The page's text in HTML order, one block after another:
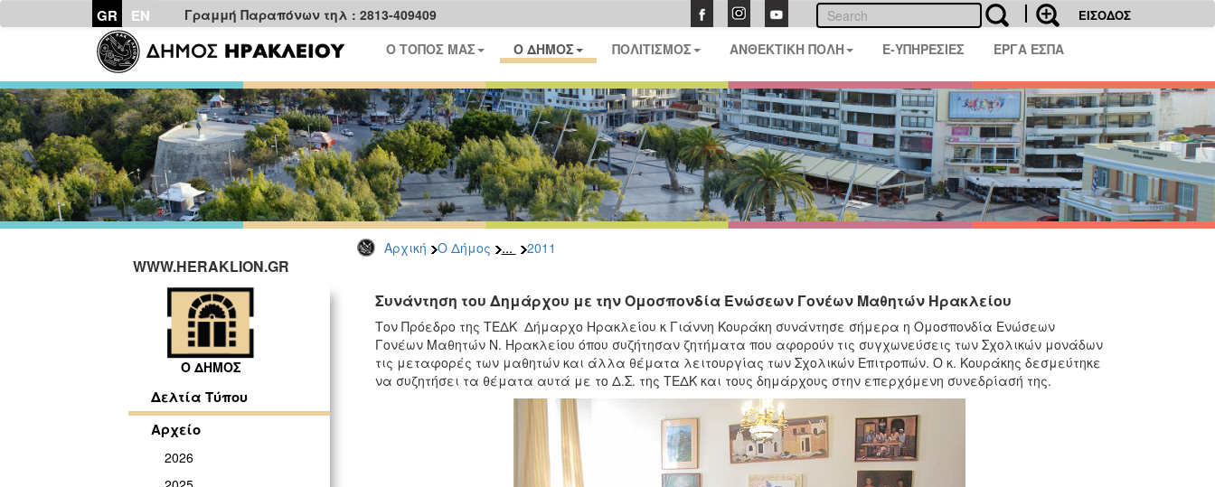
GR EN Γραμμή Παραπόνων τηλ : 2813-409409 ΕΙΣΟΔΟΣ
Ο ΤΟΠΟΣ ΜΑΣ Ο ΔΗΜΟΣ ΠΟΛΙΤΙΣΜΟΣ ΑΝΘΕΚΤΙΚΗ ΠΟΛΗ E-ΥΠΗΡΕΣΙΕΣ ΕΡΓΑ ΕΣΠΑ
Αρχική Ο Δήμος ... 2011
WWW.HERAKLION.GR
Ο ΔΗΜΟΣ
Δελτία Τύπου
Αρχείο
2026
Συνάντηση του Δημάρχου με την Ομοσπονδία Ενώσεων Γονέων Μαθητών Ηρακλείου
Τον Πρόεδρο της ΤΕΔΚ Δήμαρχο Ηρακλείου κ Γιάννη Κουράκη συνάντησε σήμερα η Ομοσπονδία Ενώσεων
Γονέων Μαθητών Ν. Ηρακλείου όπου συζήτησαν ζητήματα που αφορούν τις συγχωνεύσεις των Σχολικών μονάδων
τις μεταφορές των μαθητών και άλλα θέματα λειτουργίας των Σχολικών Επιτροπών. Ο κ. Κουράκης δεσμεύτηκε
να συζητήσει τα θέματα αυτά με το Δ.Σ. της ΤΕΔΚ και τους δημάρχους στην επερχόμενη συνεδρίασή της.